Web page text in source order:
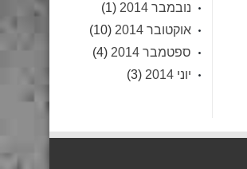
נובמבר 2014
(1)
אוקטובר 2014
(10)
ספטמבר 2014
(4)
יוני 2014
(3)